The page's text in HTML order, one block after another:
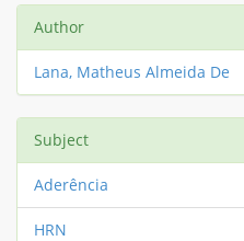
Author
Lana, Matheus Almeida De
Subject
Aderência
HRN